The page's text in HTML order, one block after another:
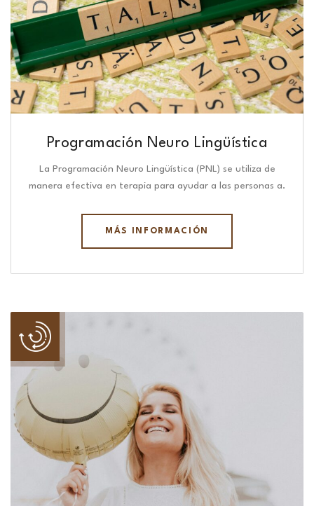
Programación Neuro Lingüística​
La Programación Neuro Lingüística (PNL) se utiliza de
manera efectiva en terapia para ayudar a las personas a.
MÁS INFORMACIÓN